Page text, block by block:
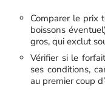
Comparer le prix
boissons
gros, qui exclut
Vérifier si le
ses conditions,
au premier coup